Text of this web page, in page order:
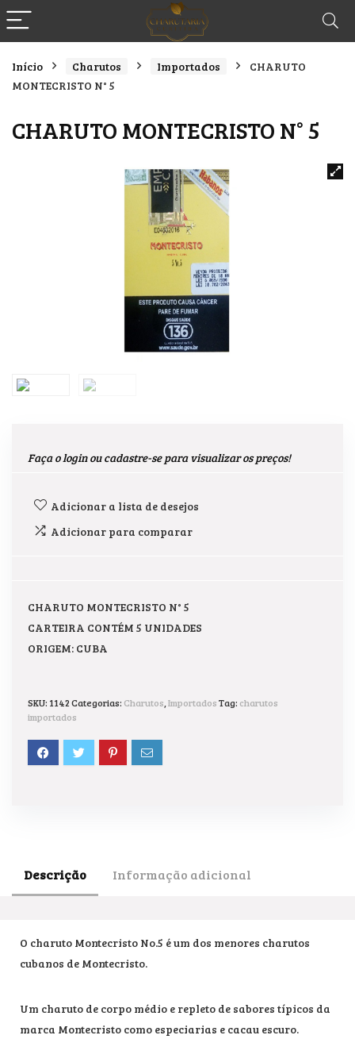
Início Charutos Importados
CHARUTO
MONTECRISTO N° 5
CHARUTO MONTECRISTO N° 5
Faça o login ou cadastre-se para visualizar os preços!
Adicionar a lista de desejos
Adicionar para comparar
CHARUTO MONTECRISTO N° 5
CARTEIRA CONTÉM 5 UNIDADES
ORIGEM: CUBA
SKU: 1142Categorias: Charutos ImportadosTag: charutos
importados
Descrição Informação adicional
O charuto Montecristo No.5 é um dos menores charutos
cubanos de Montecristo.
Um charuto de corpo médio e repleto de sabores típicos da
marca Montecristo como especiarias e cacau escuro.